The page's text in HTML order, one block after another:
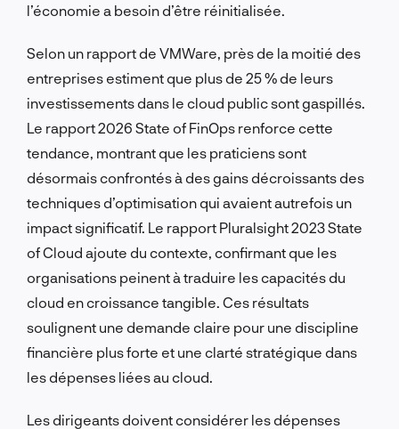
l’économie a besoin d’être réinitialisée.
Selon un rapport de VMWare, près de la moitié des
entreprises estiment que plus de 25 % de leurs
investissements dans le cloud public sont gaspillés.
Le rapport 2026 State of FinOps renforce cette
tendance, montrant que les praticiens sont
désormais confrontés à des gains décroissants des
techniques d’optimisation qui avaient autrefois un
impact significatif. Le rapport Pluralsight 2023 State
of Cloud ajoute du contexte, confirmant que les
organisations peinent à traduire les capacités du
cloud en croissance tangible. Ces résultats
soulignent une demande claire pour une discipline
financière plus forte et une clarté stratégique dans
les dépenses liées au cloud.
Les dirigeants doivent considérer les dépenses